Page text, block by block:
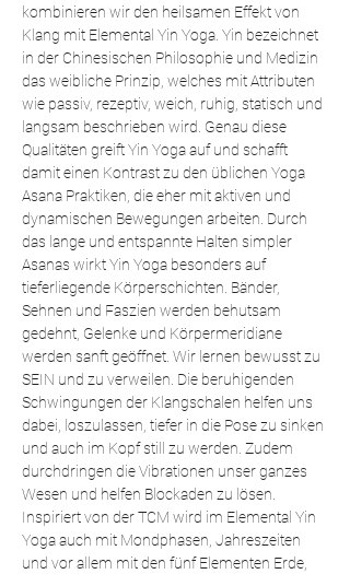
kombinieren wir den heilsamen Effekt von
Klang mit Elemental Yin Yoga. Yin bezeichnet
in der Chinesischen Philosophie und Medizin
das weibliche Prinzip, welches mit Attributen
wie passiv, rezeptiv, weich, ruhig, statisch und
langsam beschrieben wird. Genau diese
Qualitäten greift Yin Yoga auf und schafft
damit einen Kontrast zu den üblichen Yoga
Asana Praktiken, die eher mit aktiven und
dynamischen Bewegungen arbeiten. Durch
das lange und entspannte Halten simpler
Asanas wirkt Yin Yoga besonders auf
tieferliegende Körperschichten. Bänder,
Sehnen und Faszien werden behutsam
gedehnt, Gelenke und Körpermeridiane
werden sanft geöffnet. Wir lernen bewusst zu
SEIN und zu verweilen. Die beruhigenden
Schwingungen der Klangschalen helfen uns
dabei, loszulassen, tiefer in die Pose zu sinken
und auch im Kopf still zu werden. Zudem
durchdringen die Vibrationen unser ganzes
Wesen und helfen Blockaden zu lösen.
Inspiriert von der TCM wird im Elemental Yin
Yoga auch mit Mondphasen, Jahreszeiten
und vor allem mit den fünf Elementen Erde,